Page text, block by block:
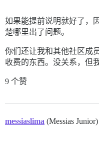
如果能提前说明就好了，
楚哪里出了问题。
你们还让我和其他社区成
收费的东西。没关系，但
9 个赞
messiaslima (Messias Junior)